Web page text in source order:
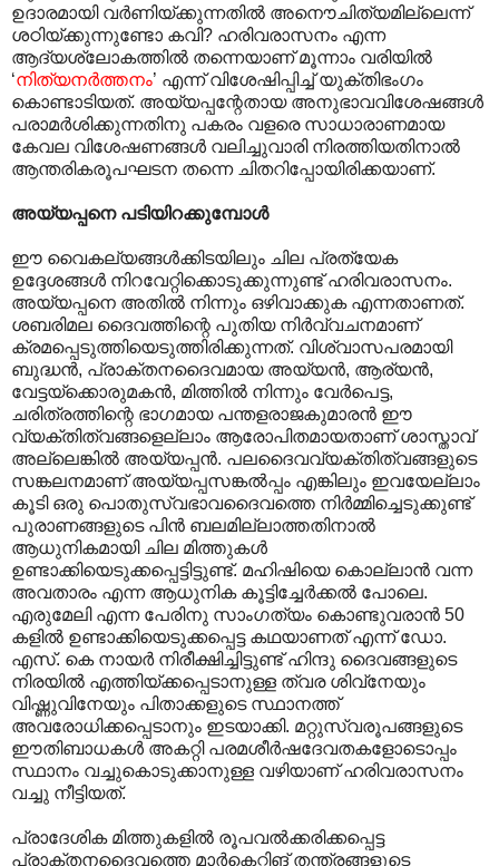
ഉദാരമായി വർണിയ്ക്കുന്നതിൽ അനൌചിത്യമില്ലെന്ന്
ശഠിയ്ക്കുന്നുണ്ടോ കവി? ഹരിവരാസനം എന്ന
ആദ്യശ്ലോകത്തിൽ തന്നെയാണ് മൂന്നാം വരിയിൽ
‘നിത്യനർത്തനം’ എന്ന് വിശേഷിപ്പിച്ച് യുക്തിഭംഗം
കൊണ്ടാടിയത്. അയ്യപ്പന്റേതായ അനുഭാവവിശേഷങ്ങൾ
പരാമർശിക്കുന്നതിനു പകരം വളരെ സാധാരാണമായ
കേവല വിശേഷണങ്ങൾ വലിച്ചുവാരി നിരത്തിയതിനാൽ
ആന്തരികരൂപഘടന തന്നെ ചിതറിപ്പോയിരിക്കയാണ്.
അയ്യപ്പനെ പടിയിറക്കുമ്പോൾ
ഈ വൈകല്യങ്ങൾക്കിടയിലും ചില പ്രത്യേക
ഉദ്ദേശങ്ങൾ നിറവേറ്റിക്കൊടുക്കുന്നുണ്ട് ഹരിവരാസനം.
അയ്യപ്പനെ അതിൽ നിന്നും ഒഴിവാക്കുക എന്നതാണത്.
ശബരിമല ദൈവത്തിന്റെ പുതിയ നിർവ്വചനമാണ്
ക്രമപ്പെടുത്തിയെടുത്തിരിക്കുന്നത്. വിശ്വാസപരമായി
ബുദ്ധൻ, പ്രാക്തനദൈവമായ അയ്യൻ, ആര്യൻ,
വേട്ടയ്ക്കൊരുമകൻ, മിത്തിൽ നിന്നും വേർപെട്ട,
ചരിത്രത്തിന്റെ ഭാഗമായ പന്തളരാജകുമാരൻ ഈ
വ്യക്തിത്വങ്ങളെല്ലാം ആരോപിതമായതാണ് ശാസ്താവ്
അല്ലെങ്കിൽ അയ്യപ്പൻ. പലദൈവവ്യക്തിത്വങ്ങളുടെ
സങ്കലനമാണ് അയ്യപ്പസങ്കൽ‌പ്പം എങ്കിലും ഇവയേല്ലാം
കൂടി ഒരു പൊതുസ്വഭാവദൈവത്തെ നിർമ്മിച്ചെടുക്കുണ്ട്
പുരാണങ്ങളുടെ പിൻ ബലമില്ലാത്തതിനാൽ
ആധുനികമായി ചില മിത്തുകൾ
ഉണ്ടാക്കിയെടുക്കപ്പെട്ടിട്ടുണ്ട്. മഹിഷിയെ കൊല്ലാൻ വന്ന
അവതാരം എന്ന ആധുനിക കൂട്ടിച്ചേർക്കൽ പോലെ.
എരുമേലി എന്ന പേരിനു സാംഗത്യം കൊണ്ടുവരാൻ 50
കളിൽ ഉണ്ടാക്കിയെടുക്കപ്പെട്ട കഥയാണത് എന്ന് ഡോ.
എസ്. കെ നായർ നിരീക്ഷിച്ചിട്ടുണ്ട് ഹിന്ദു ദൈവങ്ങളുടെ
നിരയിൽ എത്തിയ്ക്കപ്പെടാനുള്ള ത്വര ശിവ്നേയും
വിഷ്ണുവിനേയും പിതാക്കളുടെ സ്ഥാനത്ത്
അവരോധിക്കപ്പെടാനും ഇടയാക്കി. മറ്റുസ്വരൂപങ്ങളുടെ
ഈതിബാധകൾ അകറ്റി പരമശീർഷദേവതകളോടൊപ്പം
സ്ഥാനം വച്ചുകൊടുക്കാനുള്ള വഴിയാണ് ഹരിവരാസനം
വച്ചു നീട്ടിയത്.
പ്രാദേശിക മിത്തുകളിൽ രൂപവൽക്കരിക്കപ്പെട്ട
പ്രാക്തനദൈവത്തെ മാർകെറ്റിങ് തന്ത്രങ്ങളുടെ